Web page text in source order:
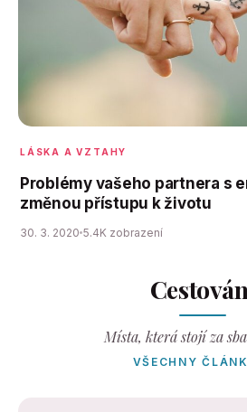
LÁSKA A VZTAHY
Problémy vašeho partnera s
změnou přístupu k životu
30. 3. 2020 5.4K zobrazení
Místa, která stojí za
VŠECHNY